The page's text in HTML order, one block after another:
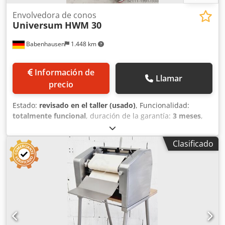
Babenhausen 1.448 km
Envolvedora de conos
Universum HWM 30
Información de
precio
Llamar
Estado: revisado en el taller (usado), Funcionalidad:
totalmente funcional, duración de la garantía: 3 meses,
, año de la última revisión:
Certificado DGUV hasta:08/2027, anchura de trabajo:300
mm, ancho de cinta transportadora:300 mm, tipo de
corriente de entrada:trifásico, ancho total:
longitud total:
700 mm, altura total: 1.200 mm
para enrollar bollos tipo "Hörnchen" Universum HWM 30
Máquina para enrollar Universum Kasper, modelo: HWM
30 La máquina para enrollar bollos tipo "Hörnchen" es
móvil. Apta para todo tipo de barras, como barras de pan
con semillas o barras de pan salado, etc. Máquina
Clasificado